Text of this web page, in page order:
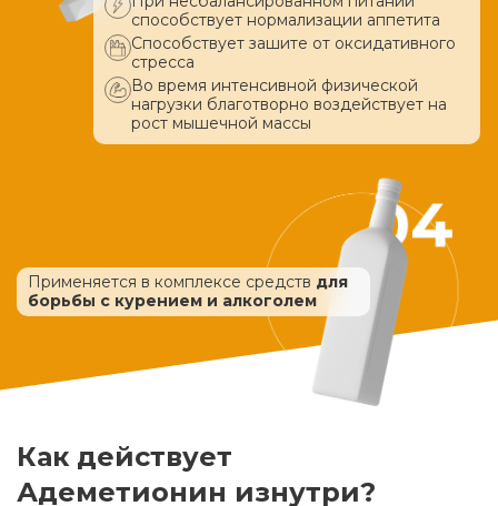
способствует нормализации аппетита
Способствует зашите от оксидативного
стресса
Во время интенсивной физической
нагрузки благотворно воздействует на
рост мышечной массы
Применяется в комплексе средств для
борьбы с курением и алкоголем
Как действует
Адеметионин изнутри?